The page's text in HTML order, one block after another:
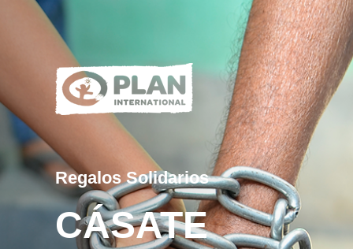
Regalos Solidarios
CÁSATE